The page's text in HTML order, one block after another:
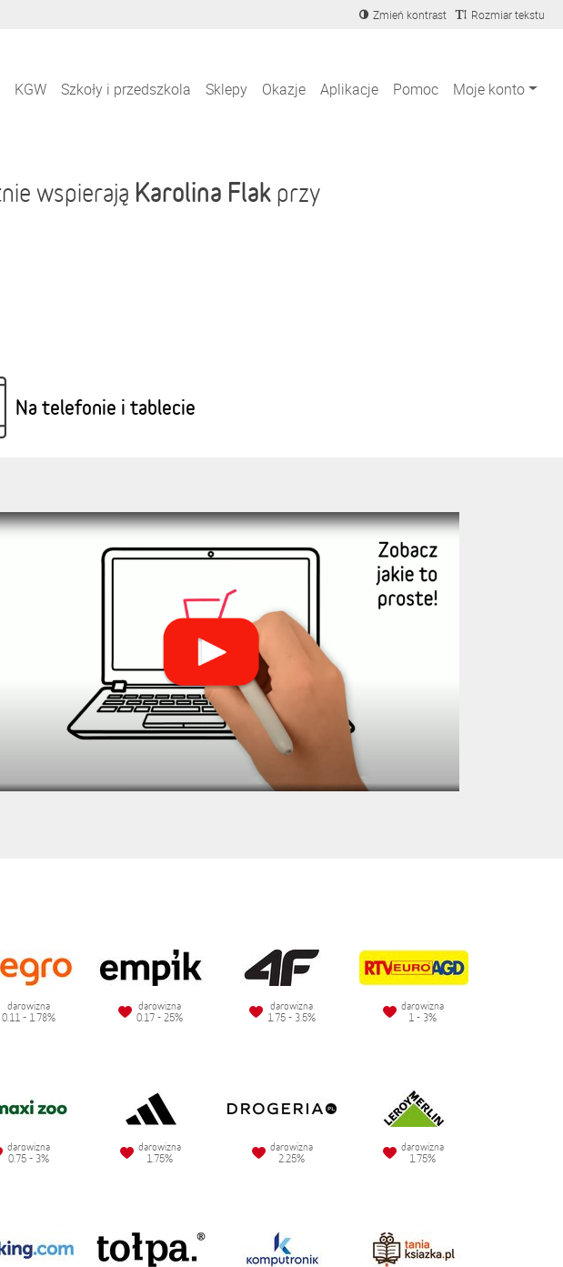
Zmień kontrast Rozmiar tekstu
KGW Szkoły i przedszkola Sklepy Okazje Aplikacje Pomoc Moje konto
wspierają Karolina Flak przy
Na telefonie i tablecie
darowizna
0.11 - 1.78%
darowizna
0.17 - 25%
darowizna
1.75 - 3.5%
darowizna
1 - 3%
darowizna
0.75 - 3%
darowizna
1.75%
darowizna
2.25%
darowizna
1.75%